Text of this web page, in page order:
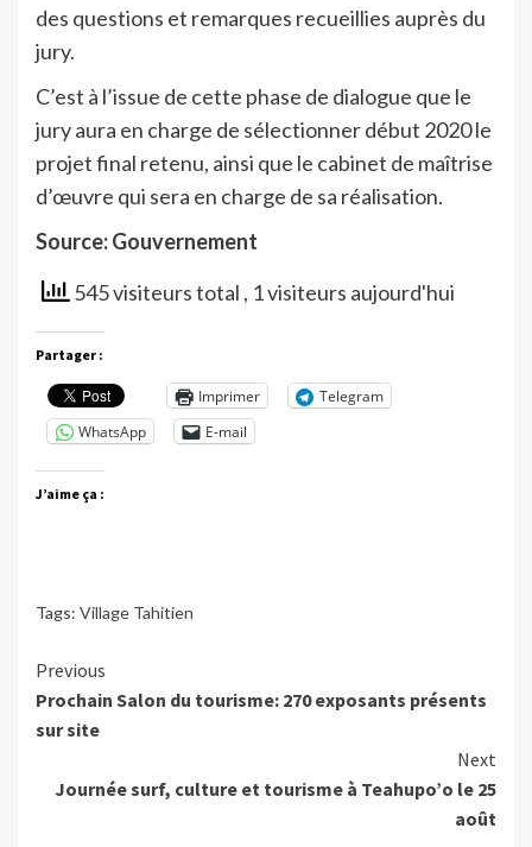
des questions et remarques recueillies auprès du
jury.
C’est à l’issue de cette phase de dialogue que le
jury aura en charge de sélectionner début 2020 le
projet final retenu, ainsi que le cabinet de maîtrise
d’œuvre qui sera en charge de sa réalisation.
Source: Gouvernement
545 visiteurs total , 1 visiteurs aujourd'hui
Partager :
Imprimer
Telegram
WhatsApp
E-mail
J’aime ça :
Tags: Village Tahitien
Continue
Reading
Previous
Prochain Salon du tourisme: 270 exposants présents
sur site
Next
Journée surf, culture et tourisme à Teahupo’o le 25
août